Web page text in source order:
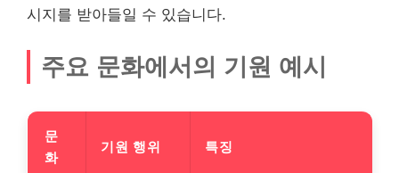
시지를 받아들일 수 있습니다.
주요 문화에서의 기원 예시
문
화
기원 행위 특징